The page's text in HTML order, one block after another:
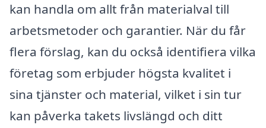
kan handla om allt från materialval till
arbetsmetoder och garantier. När du får
flera förslag, kan du också identifiera vilka
företag som erbjuder högsta kvalitet i
sina tjänster och material, vilket i sin tur
kan påverka takets livslängd och ditt